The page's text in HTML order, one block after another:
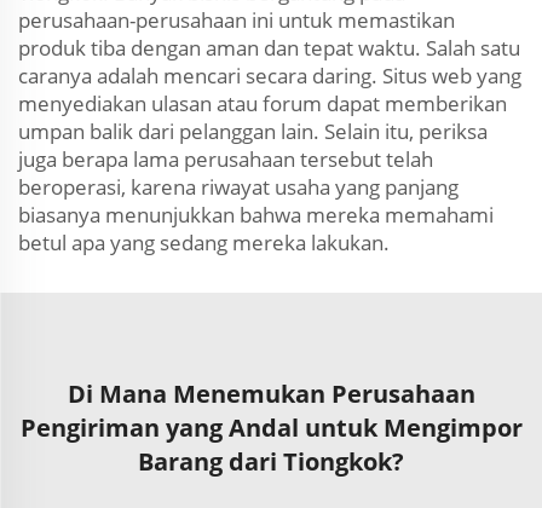
perusahaan-perusahaan ini untuk memastikan
produk tiba dengan aman dan tepat waktu. Salah satu
caranya adalah mencari secara daring. Situs web yang
menyediakan ulasan atau forum dapat memberikan
umpan balik dari pelanggan lain. Selain itu, periksa
juga berapa lama perusahaan tersebut telah
beroperasi, karena riwayat usaha yang panjang
biasanya menunjukkan bahwa mereka memahami
betul apa yang sedang mereka lakukan.
Di Mana Menemukan Perusahaan
Pengiriman yang Andal untuk Mengimpor
Barang dari Tiongkok?